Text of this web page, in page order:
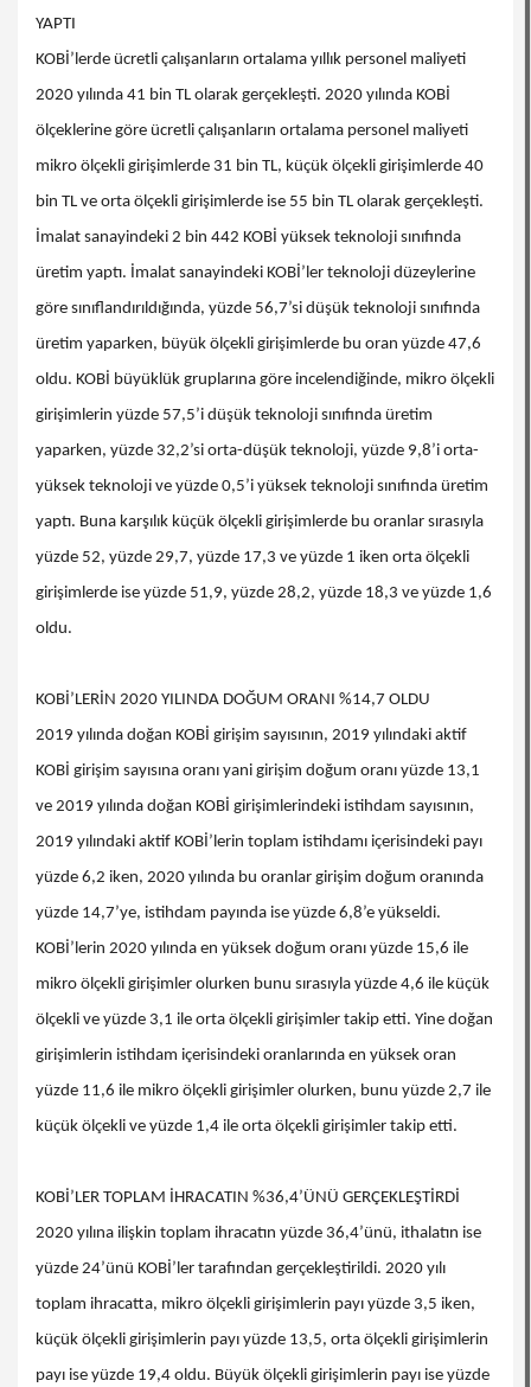
YAPTI
KOBİ’lerde ücretli çalışanların ortalama yıllık personel maliyeti
2020 yılında 41 bin TL olarak gerçekleşti. 2020 yılında KOBİ
ölçeklerine göre ücretli çalışanların ortalama personel maliyeti
mikro ölçekli girişimlerde 31 bin TL, küçük ölçekli girişimlerde 40
bin TL ve orta ölçekli girişimlerde ise 55 bin TL olarak gerçekleşti.
İmalat sanayindeki 2 bin 442 KOBİ yüksek teknoloji sınıfında
üretim yaptı. İmalat sanayindeki KOBİ’ler teknoloji düzeylerine
göre sınıflandırıldığında, yüzde 56,7’si düşük teknoloji sınıfında
üretim yaparken, büyük ölçekli girişimlerde bu oran yüzde 47,6
oldu. KOBİ büyüklük gruplarına göre incelendiğinde, mikro ölçekli
girişimlerin yüzde 57,5’i düşük teknoloji sınıfında üretim
yaparken, yüzde 32,2’si orta-düşük teknoloji, yüzde 9,8’i orta-
yüksek teknoloji ve yüzde 0,5’i yüksek teknoloji sınıfında üretim
yaptı. Buna karşılık küçük ölçekli girişimlerde bu oranlar sırasıyla
yüzde 52, yüzde 29,7, yüzde 17,3 ve yüzde 1 iken orta ölçekli
girişimlerde ise yüzde 51,9, yüzde 28,2, yüzde 18,3 ve yüzde 1,6
oldu.
KOBİ’LERİN 2020 YILINDA DOĞUM ORANI %14,7 OLDU
2019 yılında doğan KOBİ girişim sayısının, 2019 yılındaki aktif
KOBİ girişim sayısına oranı yani girişim doğum oranı yüzde 13,1
ve 2019 yılında doğan KOBİ girişimlerindeki istihdam sayısının,
2019 yılındaki aktif KOBİ’lerin toplam istihdamı içerisindeki payı
yüzde 6,2 iken, 2020 yılında bu oranlar girişim doğum oranında
yüzde 14,7’ye, istihdam payında ise yüzde 6,8’e yükseldi.
KOBİ’lerin 2020 yılında en yüksek doğum oranı yüzde 15,6 ile
mikro ölçekli girişimler olurken bunu sırasıyla yüzde 4,6 ile küçük
ölçekli ve yüzde 3,1 ile orta ölçekli girişimler takip etti. Yine doğan
girişimlerin istihdam içerisindeki oranlarında en yüksek oran
yüzde 11,6 ile mikro ölçekli girişimler olurken, bunu yüzde 2,7 ile
küçük ölçekli ve yüzde 1,4 ile orta ölçekli girişimler takip etti.
KOBİ’LER TOPLAM İHRACATIN %36,4’ÜNÜ GERÇEKLEŞTİRDİ
2020 yılına ilişkin toplam ihracatın yüzde 36,4’ünü, ithalatın ise
yüzde 24’ünü KOBİ’ler tarafından gerçekleştirildi. 2020 yılı
toplam ihracatta, mikro ölçekli girişimlerin payı yüzde 3,5 iken,
küçük ölçekli girişimlerin payı yüzde 13,5, orta ölçekli girişimlerin
payı ise yüzde 19,4 oldu. Büyük ölçekli girişimlerin payı ise yüzde